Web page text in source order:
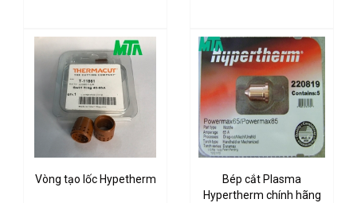
Vòng tạo lốc Hypetherm
Bép cắt Plasma
Hypertherm chính hãng